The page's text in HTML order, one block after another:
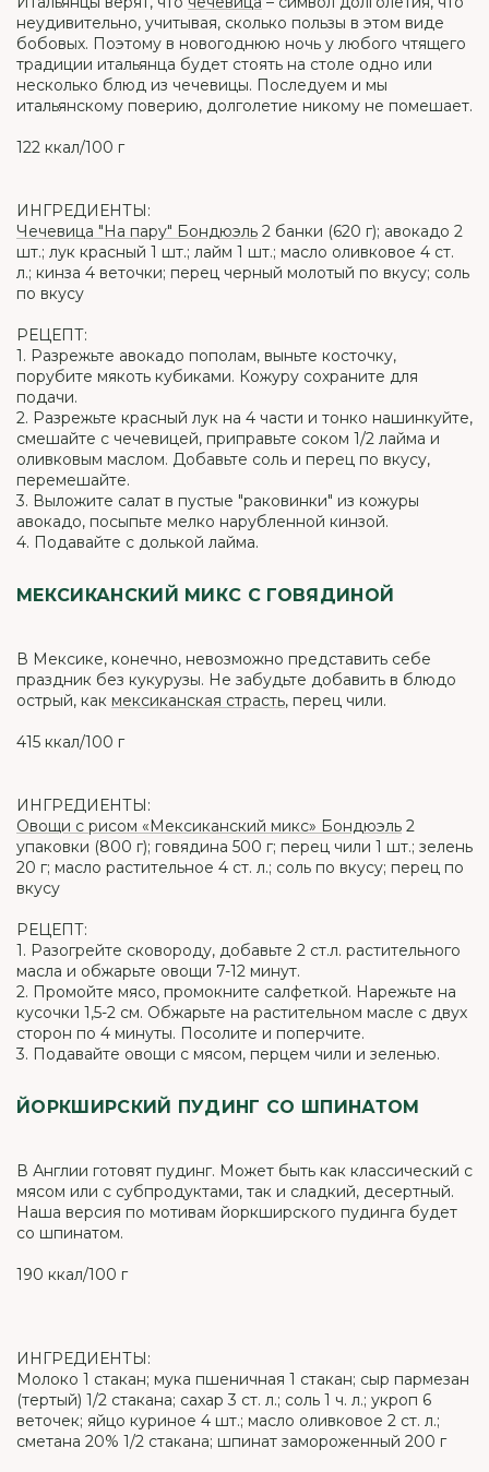
неудивительно, учитывая, сколько пользы в этом виде
бобовых. Поэтому в новогоднюю ночь у любого чтящего
традиции итальянца будет стоять на столе одно или
несколько блюд из чечевицы. Последуем и мы
итальянскому поверию, долголетие никому не помешает.
122 ккал/100 г
ИНГРЕДИЕНТЫ:
Чечевица "На пару" Бондюэль 2 банки (620 г); авокадо 2
шт.; лук красный 1 шт.; лайм 1 шт.; масло оливковое 4 ст.
л.; кинза 4 веточки; перец черный молотый по вкусу; соль
по вкусу
РЕЦЕПТ:
1. Разрежьте авокадо пополам, выньте косточку,
порубите мякоть кубиками. Кожуру сохраните для
подачи.
2. Разрежьте красный лук на 4 части и тонко нашинкуйте,
смешайте с чечевицей, приправьте соком 1/2 лайма и
оливковым маслом. Добавьте соль и перец по вкусу,
перемешайте.
3. Выложите салат в пустые "раковинки" из кожуры
авокадо, посыпьте мелко нарубленной кинзой.
4. Подавайте с долькой лайма.
МЕКСИКАНСКИЙ МИКС С ГОВЯДИНОЙ
В Мексике, конечно, невозможно представить себе
праздник без кукурузы. Не забудьте добавить в блюдо
острый, как мексиканская страсть, перец чили.
415 ккал/100 г
ИНГРЕДИЕНТЫ:
Овощи с рисом «Мексиканский микс» Бондюэль 2
упаковки (800 г); говядина 500 г; перец чили 1 шт.; зелень
20 г; масло растительное 4 ст. л.; соль по вкусу; перец по
вкусу
РЕЦЕПТ:
1. Разогрейте сковороду, добавьте 2 ст.л. растительного
масла и обжарьте овощи 7-12 минут.
2. Промойте мясо, промокните салфеткой. Нарежьте на
кусочки 1,5-2 см. Обжарьте на растительном масле с двух
сторон по 4 минуты. Посолите и поперчите.
3. Подавайте овощи с мясом, перцем чили и зеленью.
ЙОРКШИРСКИЙ ПУДИНГ СО ШПИНАТОМ
В Англии готовят пудинг. Может быть как классический с
мясом или с субпродуктами, так и сладкий, десертный.
Наша версия по мотивам йоркширского пудинга будет
со шпинатом.
190 ккал/100 г
ИНГРЕДИЕНТЫ:
Молоко 1 стакан; мука пшеничная 1 стакан; сыр пармезан
(тертый) 1/2 стакана; сахар 3 ст. л.; соль 1 ч. л.; укроп 6
веточек; яйцо куриное 4 шт.; масло оливковое 2 ст. л.;
сметана 20% 1/2 стакана; шпинат замороженный 200 г